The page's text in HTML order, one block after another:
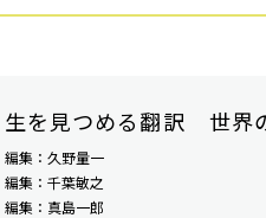
生を見つめる翻訳 ――世
編集：久野量一
編集：千葉敏之
編集：真島一郎